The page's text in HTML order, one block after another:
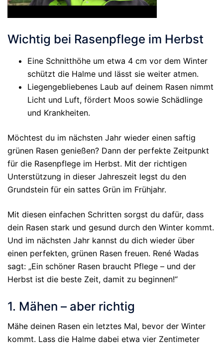
Wichtig bei Rasenpflege im Herbst
Eine Schnitthöhe um etwa 4 cm vor dem Winter
schützt die Halme und lässt sie weiter atmen.
Liegengebliebenes Laub auf deinem Rasen nimmt
Licht und Luft, fördert Moos sowie Schädlinge
und Krankheiten.
Möchtest du im nächsten Jahr wieder einen saftig
grünen Rasen genießen? Dann der perfekte Zeitpunkt
für die Rasenpflege im Herbst. Mit der richtigen
Unterstützung in dieser Jahreszeit legst du den
Grundstein für ein sattes Grün im Frühjahr.
Mit diesen einfachen Schritten sorgst du dafür, dass
dein Rasen stark und gesund durch den Winter kommt.
Und im nächsten Jahr kannst du dich wieder über
einen perfekten, grünen Rasen freuen. René Wadas
sagt: „Ein schöner Rasen braucht Pflege – und der
Herbst ist die beste Zeit, damit zu beginnen!“
1. Mähen – aber richtig
Mähe deinen Rasen ein letztes Mal, bevor der Winter
kommt. Lass die Halme dabei etwa vier Zentimeter